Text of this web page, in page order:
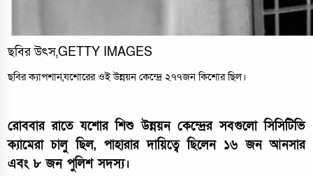
ছবির উৎস,GETTY IMAGES
ছবির ক্যাপশান,যশোরের ওই উন্নয়ন কেন্দ্রে ২৭৭জন কিশোর ছিল।
রোববার রাতে যশোর শিশু উন্নয়ন কেন্দ্রের সবগুলো সিসিটিভি
ক্যামেরা চালু ছিল, পাহারার দায়িত্বে ছিলেন ১৬ জন আনসার
এবং ৮ জন পুলিশ সদস্য।